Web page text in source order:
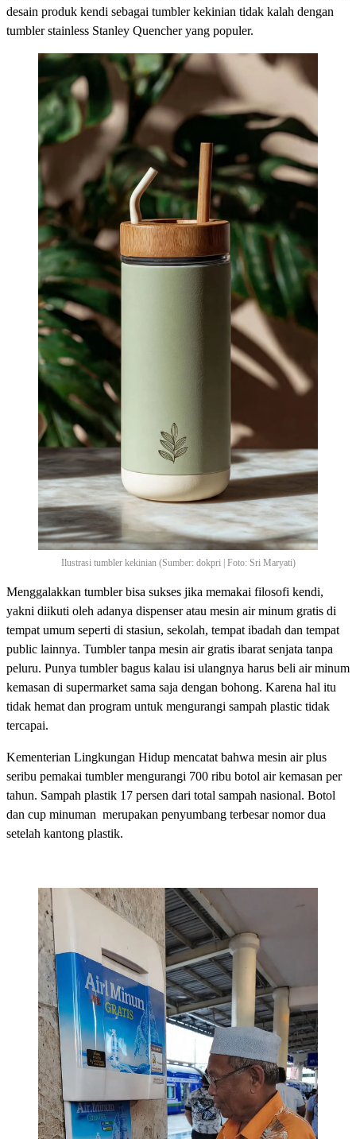
desain produk kendi sebagai tumbler kekinian tidak kalah dengan
tumbler stainless Stanley Quencher yang populer.
Ilustrasi tumbler kekinian (Sumber: dokpri | Foto: Sri Maryati)
Menggalakkan tumbler bisa sukses jika memakai filosofi kendi,
yakni diikuti oleh adanya dispenser atau mesin air minum gratis di
tempat umum seperti di stasiun, sekolah, tempat ibadah dan tempat
public lainnya. Tumbler tanpa mesin air gratis ibarat senjata tanpa
peluru. Punya tumbler bagus kalau isi ulangnya harus beli air minum
kemasan di supermarket sama saja dengan bohong. Karena hal itu
tidak hemat dan program untuk mengurangi sampah plastic tidak
tercapai.
Kementerian Lingkungan Hidup mencatat bahwa mesin air plus
seribu pemakai tumbler mengurangi 700 ribu botol air kemasan per
tahun. Sampah plastik 17 persen dari total sampah nasional. Botol
dan cup minuman merupakan penyumbang terbesar nomor dua
setelah kantong plastik.